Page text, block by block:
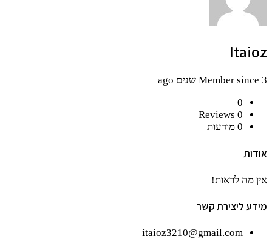
Itaioz
Member since 3 שנים ago
0
0
0 מודעות
אודות
אין מה לראות!
מידע ליצירת קשר
itaioz3210@gmail.com